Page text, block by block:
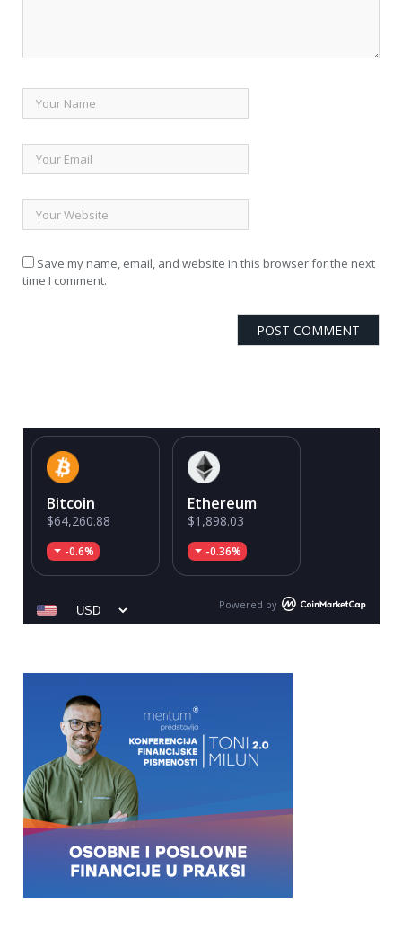
Save my name, email, and website in this browser for the next
time I comment.
Bitcoin
$64,260.88
-0.6%
Ethereum
$1,898.03
-0.36%
Powered by